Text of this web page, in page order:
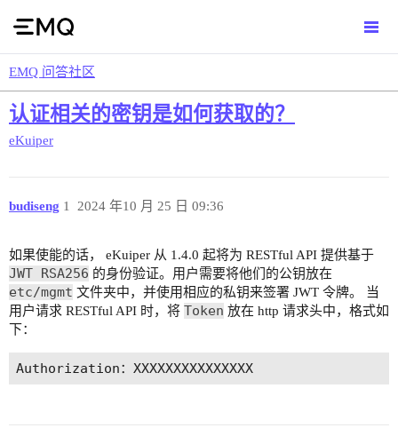
EMQ 问答社区
认证相关的密钥是如何获取的？
eKuiper
budiseng 2024 年10 月 25 日 09:36
1
如果使能的话， eKuiper 从 1.4.0 起将为 RESTful API 提供基于
JWT RSA256 的身份验证。用户需要将他们的公钥放在
etc/mgmt 文件夹中，并使用相应的私钥来签署 JWT 令牌。 当
用户请求 RESTful API 时，将 Token 放在 http 请求头中，格式如
下：
Authorization：XXXXXXXXXXXXXXX